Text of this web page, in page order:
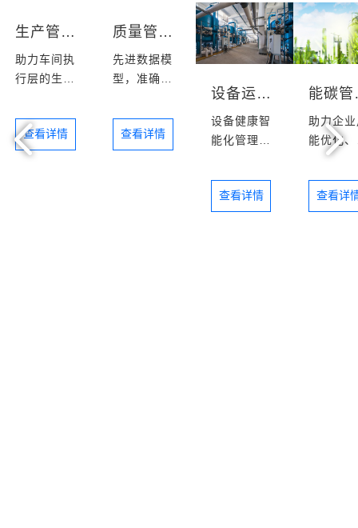
生产管控
助力车间执
行层的生产
查看详情
质量管理
先进数据模
型，准确高
问题
查看详情
设备运维
设备健康智
能化管理和
维护
查看详情
助力企
能优化
能增效
查看详